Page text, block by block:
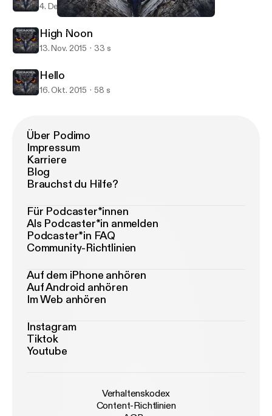
High Noon (Podcast)
4. Dez. 2015 41 s
High Noon
13. Nov. 2015 33 s
Hello
16. Okt. 2015 58 s
Über Podimo
Impressum
Karriere
Blog
Brauchst du Hilfe?
Für Podcaster*innen
Als Podcaster*in anmelden
Podcaster*in FAQ
Community-Richtlinien
Auf dem iPhone anhören
Auf Android anhören
Im Web anhören
Instagram
Tiktok
Youtube
Verhaltenskodex
Content-Richtlinien